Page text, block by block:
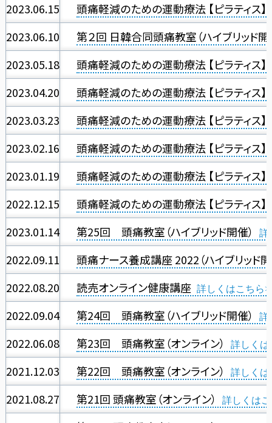
2023.06.15
頭痛軽減のための運動療法 【ピラティス】
2023.06.10
第２回 日韓合同頭痛教室（ハイブリッド開
2023.05.18
頭痛軽減のための運動療法 【ピラティス】
2023.04.20
頭痛軽減のための運動療法 【ピラティス】
2023.03.23
頭痛軽減のための運動療法 【ピラティス】
2023.02.16
頭痛軽減のための運動療法 【ピラティス】
2023.01.19
頭痛軽減のための運動療法 【ピラティス】
2022.12.15
頭痛軽減のための運動療法 【ピラティス】
2023.01.14
第25回 頭痛教室（ハイブリッド開催）
2022.09.11
頭痛ナース養成講座 2022（ハイブリッド開
2022.08.20
読売オンライン健康講座
2022.09.04
第24回 頭痛教室（ハイブリッド開催）
2022.06.08
第23回 頭痛教室（オンライン）
2021.12.03
第22回 頭痛教室（オンライン）
2021.08.27
第21回 頭痛教室（オンライン）